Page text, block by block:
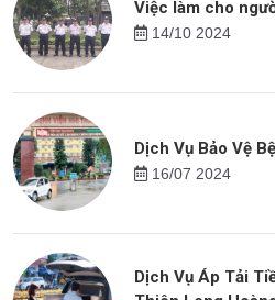
Việc làm cho
14/10 2024
Dịch Vụ Bảo Vệ
16/07 2024
Dịch Vụ Áp Tải